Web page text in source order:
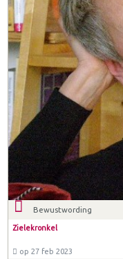
Bewustwording
Zielekronkel
op 27 feb 2023